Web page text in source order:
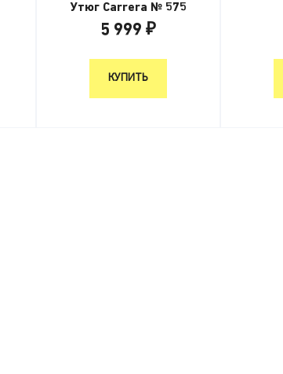
Утюг Carrera № 575
5 999 ₽
КУПИТЬ